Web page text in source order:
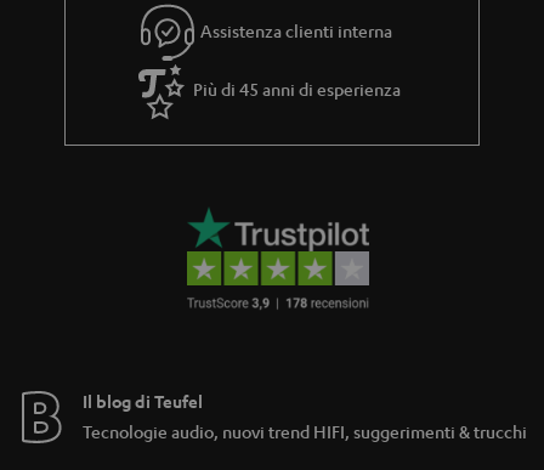
Assistenza clienti interna
Più di 45 anni di esperienza
Il blog di Teufel
Tecnologie audio, nuovi trend HIFI, suggerimenti & trucchi